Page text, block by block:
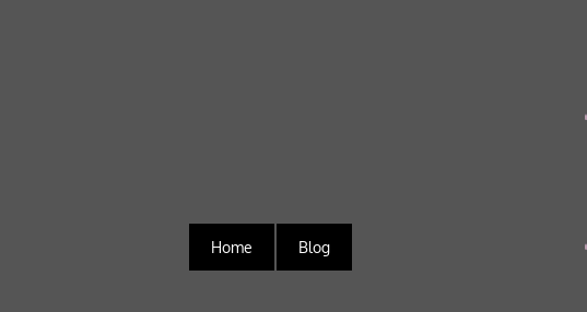
Home Blog